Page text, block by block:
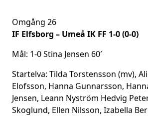
Omgång 26
IF Elfsborg – Umeå IK FF 1-0 (0-0)
Mål: 1-0 Stina Jensen 60′
Startelva: Tilda Torstensson (mv),
Elofsson, Hanna Gunnarsson,
Jensen, Leann Nyström Hedvig
Skoglund, Ellen Nilsson, Izabella